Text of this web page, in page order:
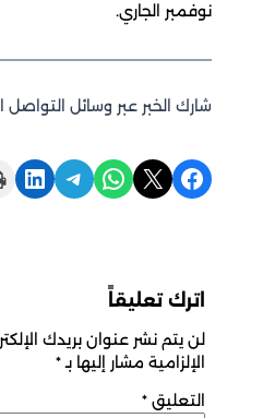
الجاري.
الخبر عبر وسائل التواصل الاجتماعي:
Share on WhatsApp
Share on Telegram
Share on LinkedIn
Print this Page
تعليقاً
يتم نشر عنوان بريدك الإلكتروني. الحقول
مشار إليها بـ *